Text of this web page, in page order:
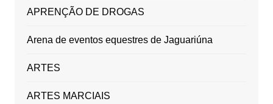
APRENÇÃO DE DROGAS
Arena de eventos equestres de Jaguariúna
ARTES
ARTES MARCIAIS